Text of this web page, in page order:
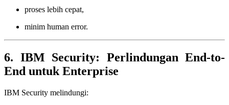
proses lebih cepat,
minim human error.
6. IBM Security: Perlindungan End-to-
End untuk Enterprise
IBM Security melindungi: